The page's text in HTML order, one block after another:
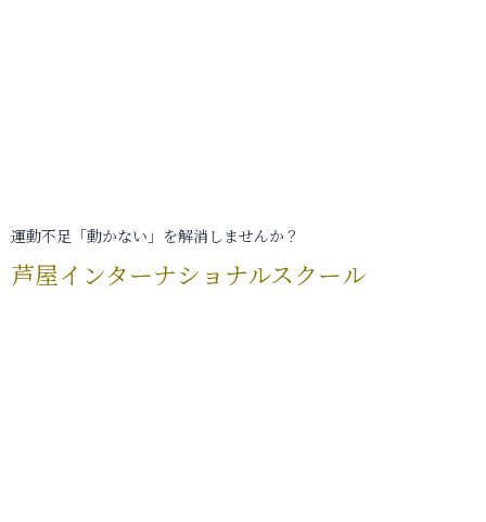
運動不足「動かない」を解消しませんか？
芦屋インターナショナルスクール